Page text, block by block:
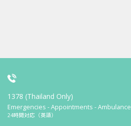
1378 (Thailand Only)
Emergencies - Appointments - Ambulance
24時間対応（英語）